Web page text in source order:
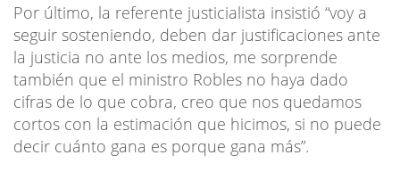
Por último, la referente justicialista insistió “voy a
seguir sosteniendo, deben dar justificaciones ante
la justicia no ante los medios, me sorprende
también que el ministro Robles no haya dado
cifras de lo que cobra, creo que nos quedamos
cortos con la estimación que hicimos, si no puede
decir cuánto gana es porque gana más”.